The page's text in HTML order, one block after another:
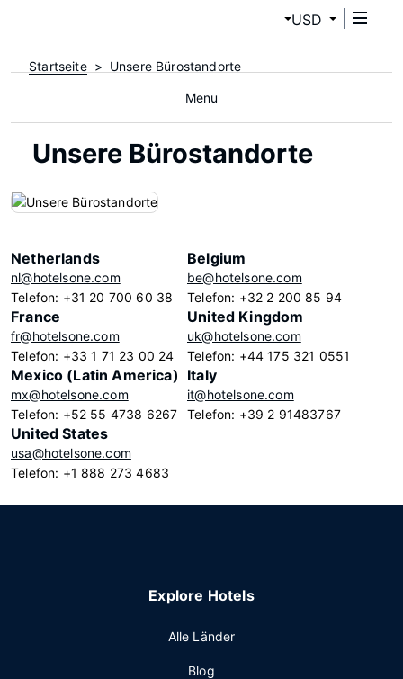
USD
Startseite Unsere Bürostandorte
Menu
Unsere Bürostandorte
Netherlands
nl@hotelsone.com
Telefon: +31 20 700 60 38
Belgium
be@hotelsone.com
Telefon: +32 2 200 85 94
France
fr@hotelsone.com
Telefon: +33 1 71 23 00 24
United Kingdom
uk@hotelsone.com
Telefon: +44 175 321 0551
Mexico (Latin America)
mx@hotelsone.com
Telefon: +52 55 4738 6267
Italy
it@hotelsone.com
Telefon: +39 2 91483767
United States
usa@hotelsone.com
Telefon: +1 888 273 4683
Explore Hotels
Alle Länder
Blog